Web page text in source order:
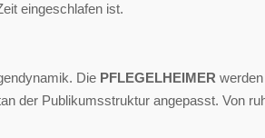
eingeschlafen ist.
Die PFLEGELHEIMER
der Publikumsstruktur angepasst. Von